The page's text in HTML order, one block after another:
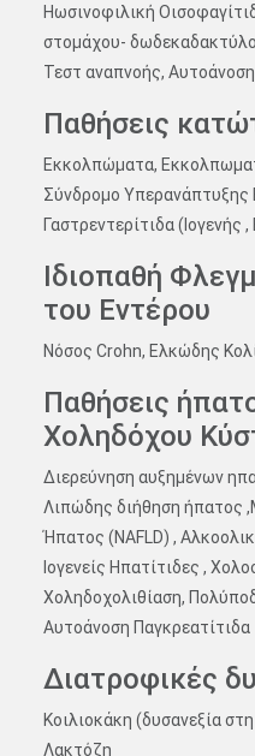
Ηωσινοφιλική
στομάχου-
Τεστ αναπνοής,
Παθήσεις
Εκκολπώματα,
Σύνδρομο Υπερανάπτυξης
Γαστρεντερίτιδα (Ιογενής
Ιδιοπαθή
του Εντέρου
Νόσος Crohn, Ελκώδης
Παθήσεις
Χοληδόχου
Διερεύνηση αυξημένων
Λιπώδης διήθηση ήπατος
Ήπατος (NAFLD) ,
Ιογενείς Ηπατίτιδες ,
Χοληδοχολιθίαση,
Αυτοάνοση Παγκρεατίτιδα
Διατροφικές
Κοιλιοκάκη (δυσανεξία
Λακτόζη